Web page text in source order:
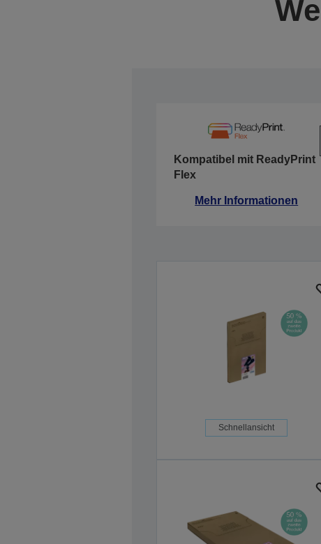
Kompatibel mit ReadyPrint
Flex
Mehr Informationen
Schnellansicht